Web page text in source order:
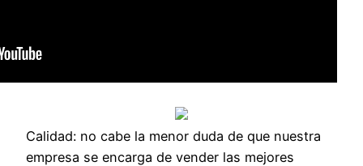
Calidad: no cabe la menor duda de que nuestra
empresa se encarga de vender las mejores